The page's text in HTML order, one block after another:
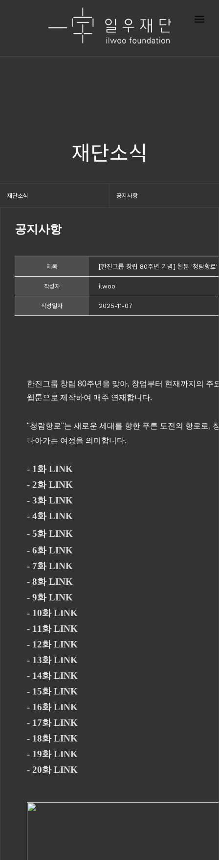
재단소식
재단소식 공지사항
공지사항
제목 [한진그룹 창립 80주년 기념] 웹툰 '청람항로'
작성자 ilwoo
작성일자 2025-11-07
한진그룹 창립 80주년을 맞아, 창업부터 현재까지의 주
웹툰으로 제작하여 매주 연재합니다.
"청람항로"는 새로운 세대를 향한 푸른 도전의 항로로,
나아가는 여정을 의미합니다.
- 1화 LINK
- 2화 LINK
- 3화 LINK
- 4화 LINK
- 5화 LINK
- 6화 LINK
- 7화 LINK
- 8화 LINK
- 9화 LINK
- 10화 LINK
- 11화 LINK
- 12화 LINK
- 13화 LINK
- 14화 LINK
- 15화 LINK
- 16화 LINK
- 17화 LINK
- 18화 LINK
- 19화 LINK
- 20화 LINK